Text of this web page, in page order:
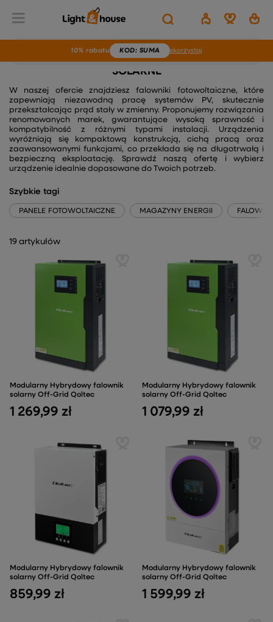
10% rabatu KOD: SUMA skorzystaj
FALOWNIKI FOTOWOLTAICZNE, INWERTERY
SOLARNE
W naszej ofercie znajdziesz falowniki fotowoltaiczne, które
zapewniają niezawodną pracę systemów PV, skutecznie
przekształcając prąd stały w zmienny. Proponujemy rozwiązania
renomowanych marek, gwarantujące wysoką sprawność i
kompatybilność z różnymi typami instalacji. Urządzenia
wyróżniają się kompaktową konstrukcją, cichą pracą oraz
zaawansowanymi funkcjami, co przekłada się na długotrwałą i
bezpieczną eksploatację. Sprawdź naszą ofertę i wybierz
urządzenie idealnie dopasowane do Twoich potrzeb.
Szybkie tagi
PANELE FOTOWOLTAICZNE MAGAZYNY ENERGII
19 artykułów
Modularny Hybrydowy falownik
solarny Off-Grid Qoltec
1 269,99 zł
Modularny Hybrydowy falownik
solarny Off-Grid Qoltec
1 079,99 zł
Modularny Hybrydowy falownik
solarny Off-Grid Qoltec
859,99 zł
Modularny Hybrydowy falownik
solarny Off-Grid Qoltec
1 599,99 zł